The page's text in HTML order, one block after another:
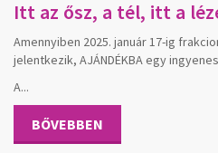
Itt az ősz, a tél, itt a
Amennyiben 2025. január 17-ig
jelentkezik, AJÁNDÉKBA egy ingyenes
A...
BŐVEBBEN